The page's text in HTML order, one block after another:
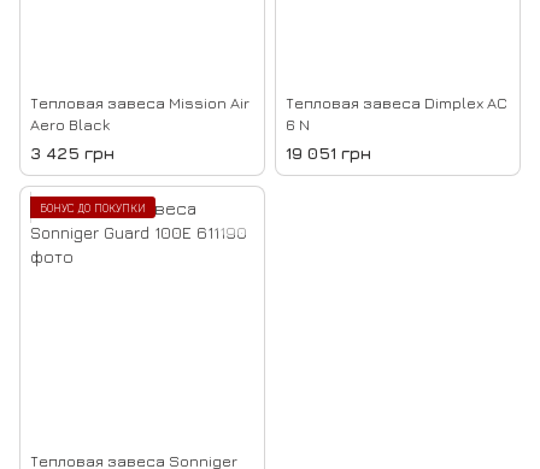
Тепловая завеса Mission Air
Aero Black
3 425 грн
Тепловая завеса Dimplex AC
6 N
19 051 грн
БОНУС ДО ПОКУПКИ
Тепловая завеса Sonniger